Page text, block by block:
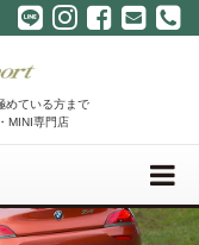
めている方まで
MINI専門店